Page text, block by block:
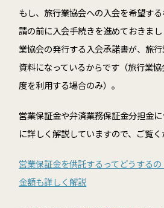
もし、旅行業協会への入会を希望す
請の前に入会手続きを進めておきま
業協会の発行する入会承諾書が、旅
資料になっているからです（旅行業
度を利用する場合のみ）。
営業保証金や弁済業務保証金分担金
に詳しく解説していますので、ご覧く
営業保証金を供託するってどうする
金額も詳しく解説